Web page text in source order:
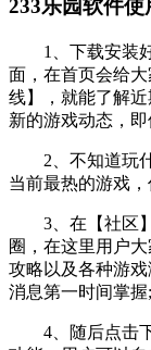
233乐园软件使
1、下载安装
面，在首页会给
线】，就能了解
新的游戏动态，
2、不知道玩
当前最热的游戏
3、在【社区
圈，在这里用户
攻略以及各种游
消息第一时间掌握;
4、随后点击